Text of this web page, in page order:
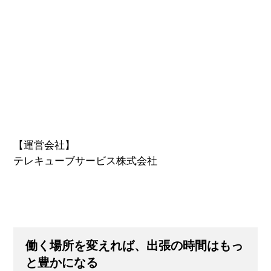
【運営会社】
テレキューブサービス株式会社
働く場所を変えれば、出張の時間はもっ
と豊かになる